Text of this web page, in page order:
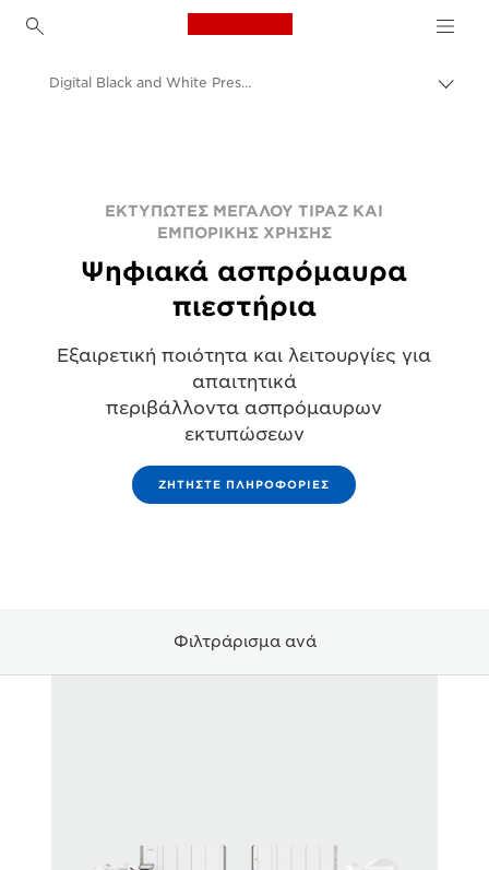
Canon Logo, back to
Επαγγελματικά προϊόντα
Digital Black and White Presses
ΕΚΤΥΠΩΤΕΣ ΜΕΓΑΛΟΥ ΤΙΡΑΖ ΚΑΙ
ΕΜΠΟΡΙΚΗΣ ΧΡΗΣΗΣ
Ψηφιακά ασπρόμαυρα
πιεστήρια
Εξαιρετική ποιότητα και λειτουργίες για
απαιτητικά
περιβάλλοντα ασπρόμαυρων
εκτυπώσεων
ΖΗΤΉΣΤΕ ΠΛΗΡΟΦΟΡΊΕΣ
Φιλτράρισμα ανά